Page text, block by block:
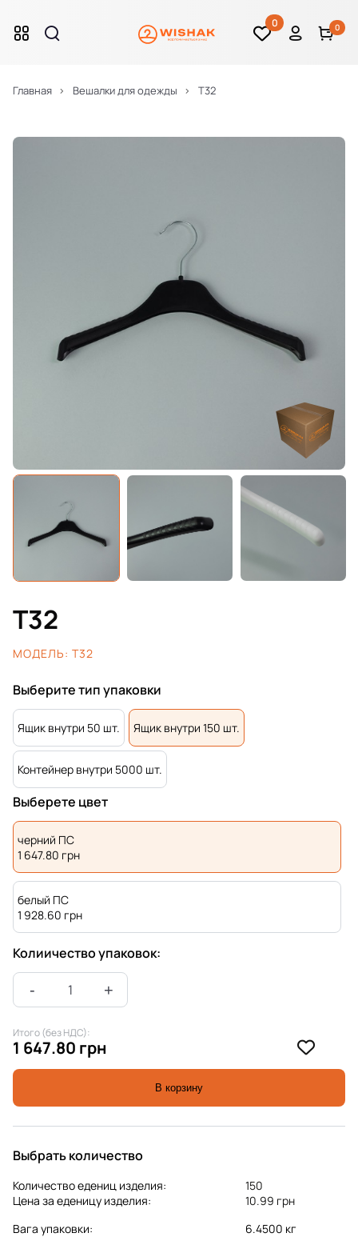
0 0
Главная Вешалки для одежды T32
T32
МОДЕЛЬ: T32
Выберите тип упаковки
Ящик внутри 50 шт. Ящик внутри 150 шт.
Контейнер внутри 5000 шт.
Выберете цвет
черний ПС
1 647.80 грн
белый ПС
1 928.60 грн
Колиичество упаковок:
Итого (без НДС):
1 647.80 грн
В корзину
Выбрать количество
Количество едениц изделия:
150
Цена за еденицу изделия:
10.99 грн
Вага упаковки:
6.4500 кг